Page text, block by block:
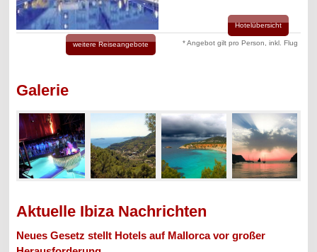
Hotelübersicht
weitere Reiseangebote * Angebot gilt pro Person, inkl. Flug
Galerie
Aktuelle Ibiza Nachrichten
Neues Gesetz stellt Hotels auf Mallorca vor großer